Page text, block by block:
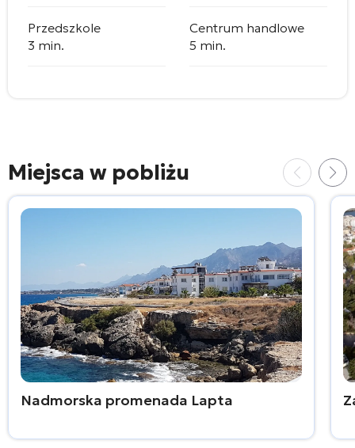
Przedszkole
3 min.
Centrum handlowe
5 min.
Miejsca w pobliżu
Nadmorska promenada Lapta